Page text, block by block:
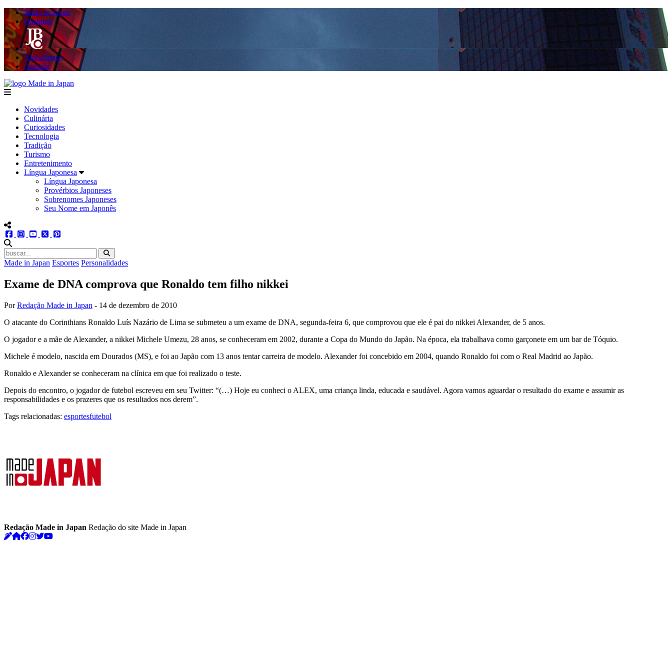
Made in Japan
Hashitag
AkibaSpace
Agenda
menu
Novidades
Culinária
Curiosidades
Tecnologia
Tradição
Turismo
Entretenimento
Língua Japonesa
Língua Japonesa
Provérbios Japoneses
Sobrenomes Japoneses
Seu Nome em Japonês
menu redes social
facebookinstagram
youtube
twitter
Made in Japan Esportes Personalidades
Exame de DNA comprova que Ronaldo tem filho nikkei
PorRedação Made in Japan - 14 de dezembro de 2010
O atacante do Corinthians Ronaldo Luís Nazário de Lima se submeteu a um exame de DNA, segunda-feira 6, que comprovou que ele é pai do nikkei Alexander, de 5 anos.
O jogador e a mãe de Alexander, a nikkei Michele Umezu, 28 anos, se conheceram em 2002, durante a Copa do Mundo do Japão. Na época, ela trabalhava como garçonete em um bar de Tóquio.
Michele é modelo, nascida em Dourados (MS), e foi ao Japão com 13 anos tentar carreira de modelo. Alexander foi concebido em 2004, quando Ronaldo foi com o Real Madrid ao Japão.
Ronaldo e Alexander se conheceram na clínica em que foi realizado o teste.
Depois do encontro, o jogador de futebol escreveu em seu Twitter: “(…) Hoje eu conheci o ALEX, uma criança linda, educada e saudável. Agora vamos aguardar o resultado do exame e assumir as
responsabilidades e os prazeres que os resultados nos derem”.
Tags relacionadas: esportesfutebol
Redação Made in Japan Redação do site Made in Japan